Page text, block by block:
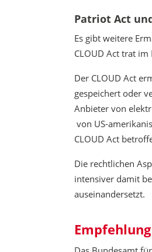
Patriot Act
Es gibt weitere
CLOUD Act trat
Der CLOUD Act
gespeichert oder
Anbieter von
von US-
CLOUD Act
Die rechtlichen
intensiver damit
auseinandersetzt.